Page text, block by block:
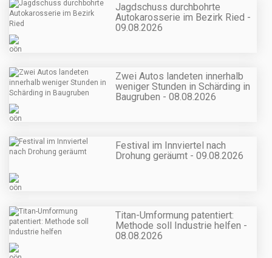
Jagdschuss durchbohrte
Autokarosserie im Bezirk Ried -
09.08.2026
Zwei Autos landeten innerhalb
weniger Stunden in Schärding in
Baugruben - 08.08.2026
Festival im Innviertel nach
Drohung geräumt - 09.08.2026
Titan-Umformung patentiert:
Methode soll Industrie helfen -
08.08.2026